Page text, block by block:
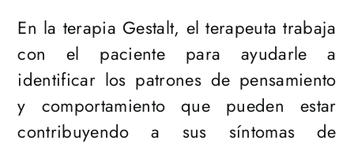
En la terapia Gestalt, el terapeuta trabaja
con el paciente para ayudarle a
identificar los patrones de pensamiento
y comportamiento que pueden estar
contribuyendo a sus síntomas de